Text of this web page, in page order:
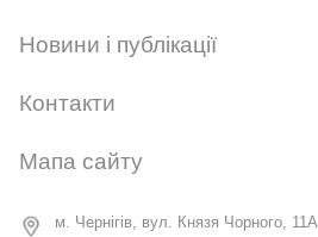
Новини і публікації
Контакти
Мапа сайту
м. Чернігів, вул. Князя Чорного, 11А